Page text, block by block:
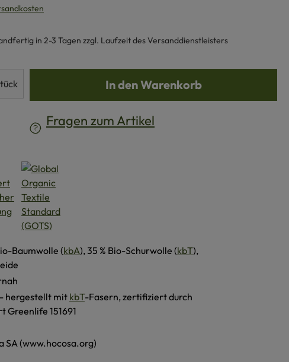
in 2-3 Tagen zzgl. Laufzeit des Versanddienstleisters
Gib den gewünschten Wert ein oder
In den Warenkorb
Fragen zum Artikel
Baumwolle (kbA), 35 % Bio-Schurwolle (kbT),
- hergestellt mit kbT-Fasern, zertifiziert durch
Greenlife 151691
SA (www.hocosa.org)